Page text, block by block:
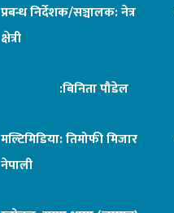
प्रबन्ध निर्देशक/सञ्चालक: नेत्र
क्षेत्री
:बिनिता पौडेल
मल्टिमिडिया: तिमोफी मिजार
नेपाली